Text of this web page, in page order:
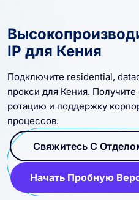
IP для Кения
Подключите residential,
прокси для Кения. Получите
ротацию и поддержку
процессов.
Свяжитесь С